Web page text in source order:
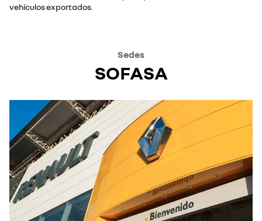
vehículos exportados.
Sedes
SOFASA